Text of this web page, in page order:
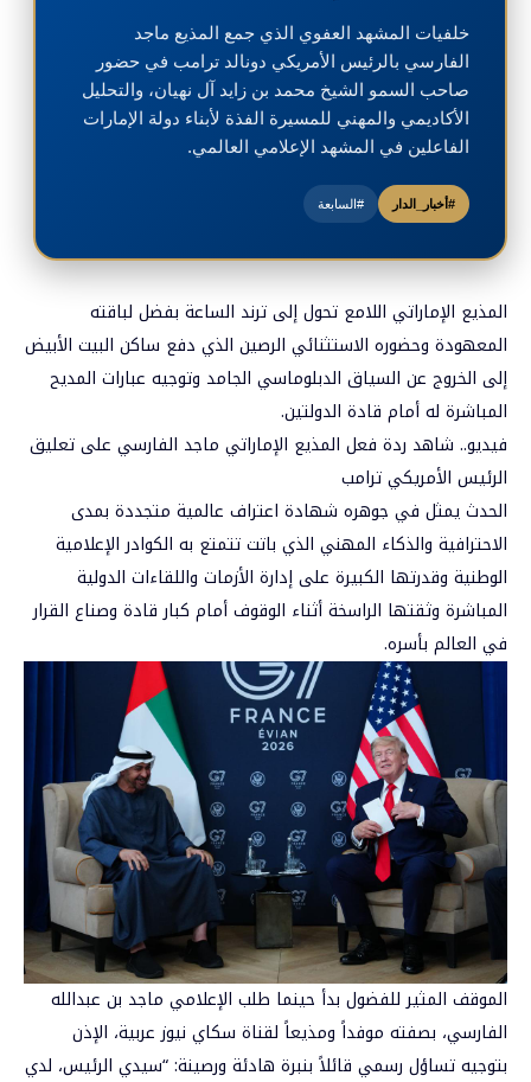
خلفيات المشهد العفوي الذي جمع المذيع ماجد
الفارسي بالرئيس الأمريكي دونالد ترامب في حضور
صاحب السمو الشيخ محمد بن زايد آل نهيان، والتحليل
الأكاديمي والمهني للمسيرة الفذة لأبناء دولة الإمارات
الفاعلين في المشهد الإعلامي العالمي.
#أخبار_الدار #السابعة
المذيع الإماراتي اللامع تحول إلى ترند الساعة بفضل لباقته
المعهودة وحضوره الاستثنائي الرصين الذي دفع ساكن البيت الأبيض
إلى الخروج عن السياق الدبلوماسي الجامد وتوجيه عبارات المديح
المباشرة له أمام قادة الدولتين.
فيديو.. شاهد ردة فعل المذيع الإماراتي ماجد الفارسي على تعليق
الرئيس الأمريكي ترامب
الحدث يمثل في جوهره شهادة اعتراف عالمية متجددة بمدى
الاحترافية والذكاء المهني الذي باتت تتمتع به الكوادر الإعلامية
الوطنية وقدرتها الكبيرة على إدارة الأزمات واللقاءات الدولية
المباشرة وثقتها الراسخة أثناء الوقوف أمام كبار قادة وصناع القرار
في العالم بأسره.
الموقف المثير للفضول بدأ حينما طلب الإعلامي ماجد بن عبدالله
الفارسي، بصفته موفداً ومذيعاً لقناة سكاي نيوز عربية، الإذن
بتوجيه تساؤل رسمي قائلاً بنبرة هادئة ورصينة: “سيدي الرئيس، لدي